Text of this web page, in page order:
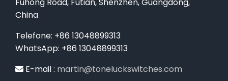
China
Telefone: +86 13048899313
WhatsApp: +86 13048899313
E-mail : martin@toneluckswitches.com